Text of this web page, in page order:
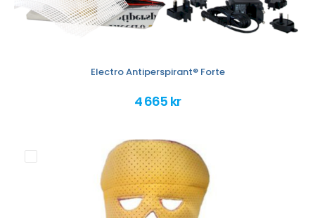
Electro Antiperspirant® Forte
4 665 kr